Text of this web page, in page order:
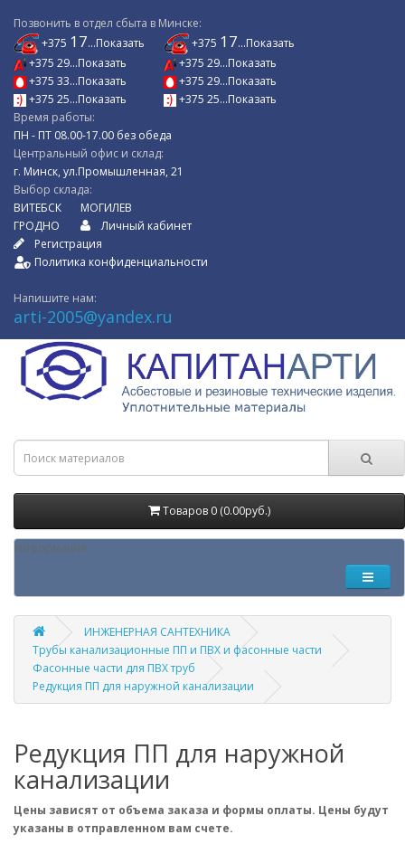
Позвонить в отдел сбыта в Минске:
+375 17...Показать
+375 29...Показать
+375 33...Показать
+375 25...Показать
+375 17...Показать
+375 29...Показать
+375 29...Показать
+375 25...Показать
Время работы:
ПН - ПТ 08.00-17.00 без обеда
Центральный офис и склад:
г. Минск, ул.Промышленная, 21
Выбор склада:
ВИТЕБСК
ГРОДНО
МОГИЛЕВ
Личный кабинет
Регистрация
Политика конфиденциальности
Напишите нам:
arti-2005@yandex.ru
Товаров 0 (0.00руб.)
Информация
ИНЖЕНЕРНАЯ САНТЕХНИКА
Трубы канализационные ПП и ПВХ и фасонные части
Фасонные части для ПВХ труб
Редукция ПП для наружной канализации
Редукция ПП для наружной
канализации
Цены зависят от объема заказа и формы оплаты. Цены будут
указаны в отправленном вам счете.